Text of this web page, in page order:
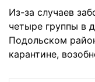
Из-за случаев
четыре группы в
Подольском
карантине,